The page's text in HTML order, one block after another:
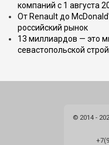
компаний с 1 августа
От Renault до
российский рынок
13 миллиардов — это
севастопольской
© 2014 -